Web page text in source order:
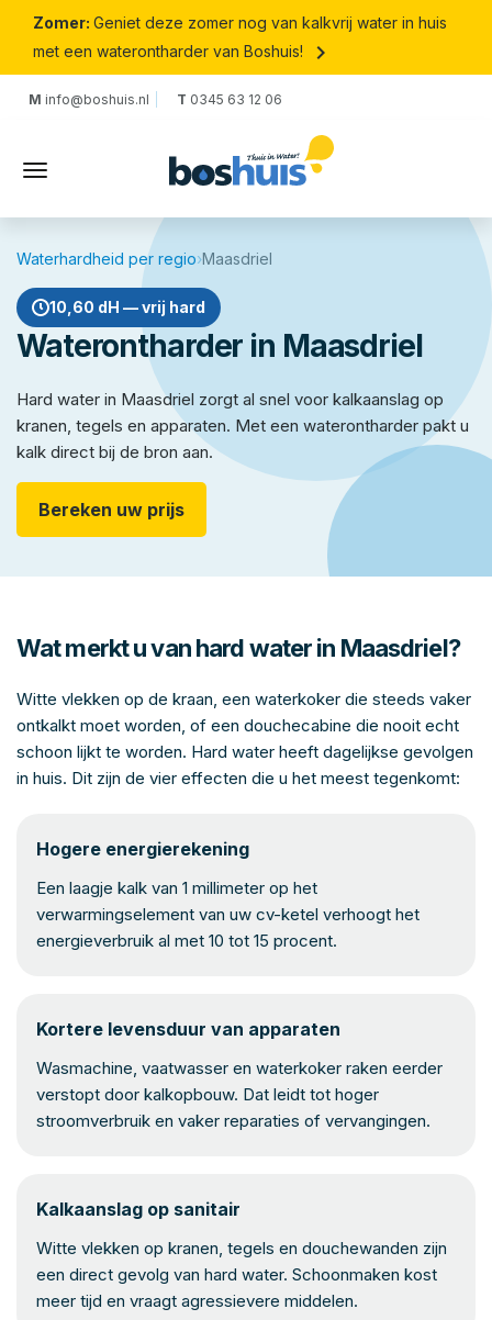
Zomer: Geniet deze zomer nog van kalkvrij water in huis
met een waterontharder van Boshuis!
keyboard_arrow_right
M info@boshuis.nl T 0345 63 12 06
Waterhardheid per regio›Maasdriel
10,60 dH — vrij hard
Waterontharder in Maasdriel
Hard water in Maasdriel zorgt al snel voor kalkaanslag op
kranen, tegels en apparaten. Met een waterontharder pakt u
kalk direct bij de bron aan.
Bereken uw prijs
Wat merkt u van hard water in Maasdriel?
Witte vlekken op de kraan, een waterkoker die steeds vaker
ontkalkt moet worden, of een douchecabine die nooit echt
schoon lijkt te worden. Hard water heeft dagelijkse gevolgen
in huis. Dit zijn de vier effecten die u het meest tegenkomt:
Hogere energierekening
Een laagje kalk van 1 millimeter op het
verwarmingselement van uw cv-ketel verhoogt het
energieverbruik al met 10 tot 15 procent.
Kortere levensduur van apparaten
Wasmachine, vaatwasser en waterkoker raken eerder
verstopt door kalkopbouw. Dat leidt tot hoger
stroomverbruik en vaker reparaties of vervangingen.
Kalkaanslag op sanitair
Witte vlekken op kranen, tegels en douchewanden zijn
een direct gevolg van hard water. Schoonmaken kost
meer tijd en vraagt agressievere middelen.